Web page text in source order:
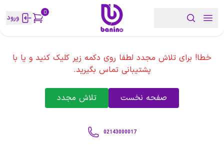
0 ورود
خطا! برای تلاش مجدد لطفا روی دکمه زیر کلیک کنید و یا با
پشتیبانی تماس بگیرید.
صفحه نخست تلاش مجدد
02143000017